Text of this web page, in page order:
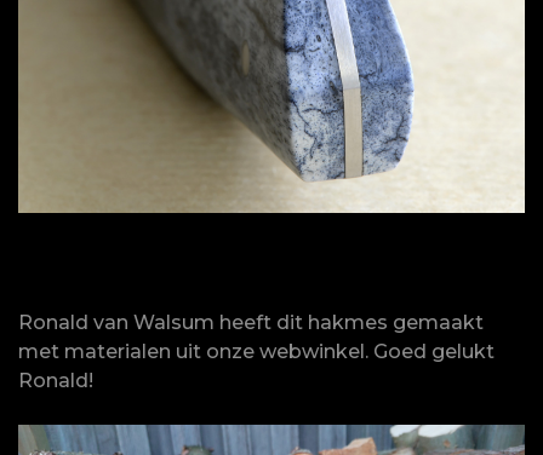
Ronald van Walsum heeft dit hakmes gemaakt
met materialen uit onze webwinkel. Goed gelukt
Ronald!